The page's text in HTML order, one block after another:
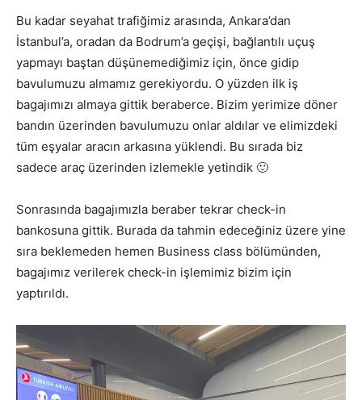
Bu kadar seyahat trafiğimiz arasında, Ankara’dan
İstanbul’a, oradan da Bodrum’a geçişi, bağlantılı uçuş
yapmayı baştan düşünemediğimiz için, önce gidip
bavulumuzu almamız gerekiyordu. O yüzden ilk iş
bagajımızı almaya gittik beraberce. Bizim yerimize döner
bandın üzerinden bavulumuzu onlar aldılar ve elimizdeki
tüm eşyalar aracın arkasına yüklendi. Bu sırada biz
sadece araç üzerinden izlemekle yetindik 🙂
Sonrasında bagajımızla beraber tekrar check-in
bankosuna gittik. Burada da tahmin edeceğiniz üzere yine
sıra beklemeden hemen Business class bölümünden,
bagajımız verilerek check-in işlemimiz bizim için
yaptırıldı.